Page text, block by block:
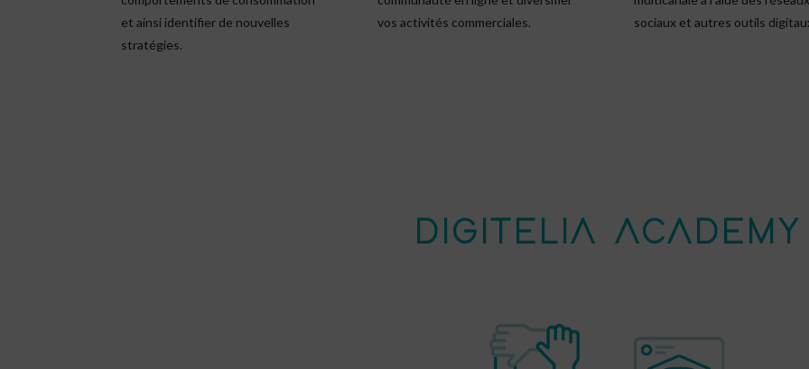
et ainsi identifier de nouvelles
stratégies.
vos activités commerciales.
sociaux et autres outils
DIGITELIA ACADEMY